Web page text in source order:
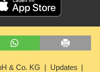
& Co. KG Updates